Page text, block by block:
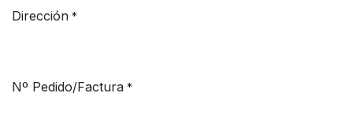
Dirección *
Nº Pedido/Factura *